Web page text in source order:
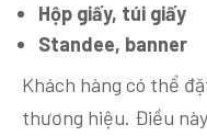
Hộp giấy, túi giấy
Standee, banner
Khách hàng có thể
thương hiệu. Điều